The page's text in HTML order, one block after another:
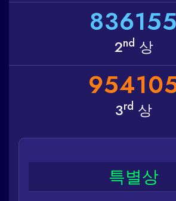
836155
2nd 상
95410
3rd 상
특별상